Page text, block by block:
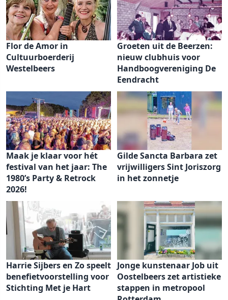
Flor de Amor in
Cultuurboerderij
Westelbeers
Groeten uit de Beerzen:
nieuw clubhuis voor
Handboogvereniging De
Eendracht
Maak je klaar voor hét
festival van het jaar: The
1980’s Party & Retrock
2026!
Gilde Sancta Barbara zet
vrijwilligers Sint Joriszorg
in het zonnetje
Harrie Sijbers en Zo speelt
benefietvoorstelling voor
Stichting Met je Hart
Jonge kunstenaar Job uit
Oostelbeers zet artistieke
stappen in metropool